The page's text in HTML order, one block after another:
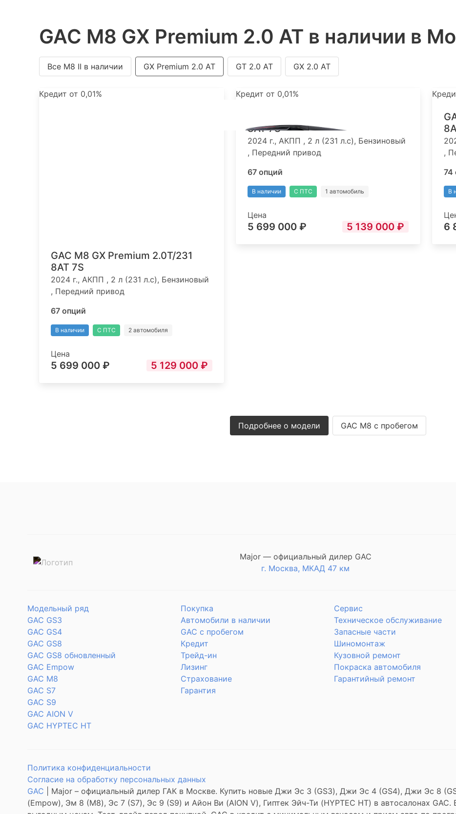
GAC M8 GX Premium 2.0 AT в наличии в
Все M8 II в наличии GX Premium 2.0 AT GT 2.0 AT GX 2.0 AT
Кредит от 0,01%
GAC M8 GX Premium 2.0T/231
8AT 7S
2024 г., АКПП , 2 л (231 л.с), Бензиновый
, Передний привод
67 опций
В наличии С ПТС 2 автомобиля
Цена
5 699 000 ₽ 5 129 000 ₽
Кредит от 0,01%
8AT 7S
2024 г., АКПП , 2 л (231 л.с), Бензиновый
, Передний привод
67 опций
В наличии С ПТС 1 автомобиль
Цена
5 699 000 ₽ 5 139 000 ₽
,
74
В
6
Подробнее о модели GAC M8 с пробегом
Major — официальный дилер GAC
г. Москва, МКАД 47 км
Модельный ряд
GAC GS3
GAC GS4
GAC GS8
GAC GS8 обновленный
GAC Empow
GAC M8
GAC S7
GAC S9
GAC AION V
GAC HYPTEC HT
Покупка
Автомобили в наличии
GAC с пробегом
Кредит
Трейд-ин
Лизинг
Страхование
Гарантия
Сервис
Техническое обслуживание
Запасные части
Шиномонтаж
Кузовной ремонт
Покраска автомобиля
Гарантийный ремонт
Политика конфиденциальности
Согласие на обработку персональных данных
GAC | Major – официальный дилер ГАК в Москве. Купить новые Джи Эс 3 (GS3), Джи Эс 4 (GS4), Джи Эс 8
(Empow), Эм 8 (M8), Эс 7 (S7), Эс 9 (S9) и Айон Ви (AION V), Гиптек Эйч-Ти (HYPTEC HT) в автосалонах